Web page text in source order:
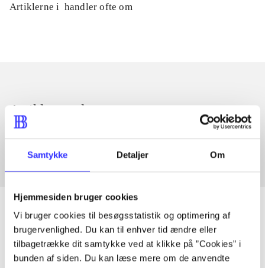
Samtykke Detaljer Om
Hjemmesiden bruger cookies
Vi bruger cookies til besøgsstatistik og optimering af
brugervenlighed. Du kan til enhver tid ændre eller
tilbagetrække dit samtykke ved at klikke på ”Cookies” i
bunden af siden. Du kan læse mere om de anvendte
Artiklerne i handler ofte om
Artikler med samme emner
Fra
Artikler
Alle registrerede artikler fordelt på udgivelser